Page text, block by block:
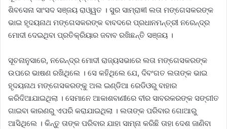
ଶିବସେନା ସାଂସଦ ସଞ୍ଜୟ ରାଓ୍ୱତ । ସୁର ସାମ୍ରାଜ୍ଞୀ ଲତା ମଙ୍ଗେସକରଙ୍କ
ଭାଇ ହୃଦୟନାଥ ମଙ୍ଗେସକରଙ୍କ ବାବଦରେ ପ୍ରଧାନମନ୍ତ୍ରୀ ନରେନ୍ଦ୍ର
ମୋଦୀ ଦେଇଥିବା ପ୍ରତିକ୍ରିୟାର ଜବାବ ରଖିଛନ୍ତି ସଞ୍ଜୟ ।
ସୂଚନାନୁସାରେ, ନରେନ୍ଦ୍ର ମୋଦୀ ରାଜ୍ୟସଭାରେ ଲତା ମଙ୍ଗେସକରଙ୍କ
ଉପରେ ଭାଷଣ ରଖିଥିଲେ । ସେ କହିଥିଲେ ଯେ, ଦିବଂଗତ ଲତାଙ୍କ ଭାଇ
ହୃଦୟନାଥ ମଙ୍ଗେସକରଙ୍କୁ ଅଲ ଇଣ୍ଡିଆ ରେଡିଓରୁ ବାହାର
କରିଦିଆଯାଇଥିଲା । ସେମାନେ ଆକାଶବାଣୀରେ ବୀର ସାବରକରଙ୍କ ସଙ୍ଗୀତ
ଗାଇବା କାରଣରୁ ଏପରି କରାଯାଇଥିଲା । ଲତାଙ୍କ ପରିବାର ଗୋଆରୁ
ଆସିଥିଲେ । କିନ୍ତୁ ତାଙ୍କ ପରିବାର ଯାହା ସାମ୍ନା କରିଛି ତାହା ଦେଶ ଜାଣିବା